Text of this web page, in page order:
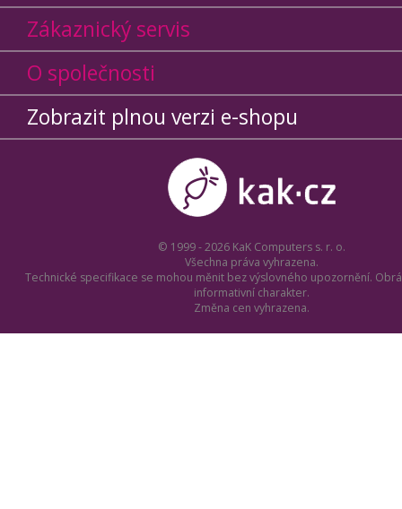
Zákaznický servis
O společnosti
Zobrazit plnou verzi e-shopu
© 1999 - 2026 KaK Computers s. r. o.
Všechna práva vyhrazena.
Technické specifikace se mohou měnit bez výslovného upozornění.
informativní charakter.
Změna cen vyhrazena.